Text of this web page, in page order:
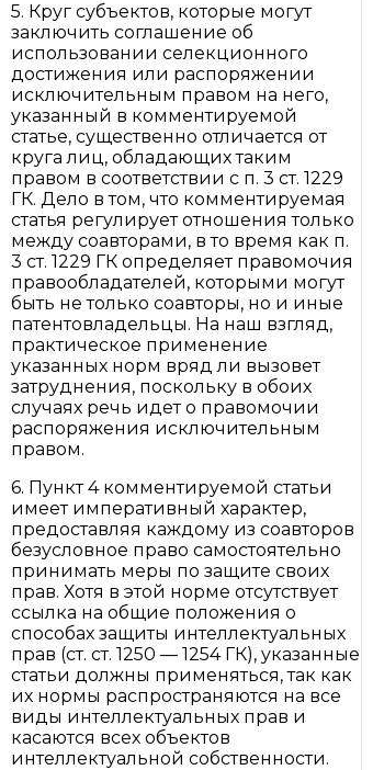
5. Круг субъектов, которые могут
заключить соглашение об
использовании селекционного
достижения или распоряжении
исключительным правом на него,
указанный в комментируемой
статье, существенно отличается от
круга лиц, обладающих таким
правом в соответствии с п. 3 ст. 1229
ГК. Дело в том, что комментируемая
статья регулирует отношения только
между соавторами, в то время как п.
3 ст. 1229 ГК определяет правомочия
правообладателей, которыми могут
быть не только соавторы, но и иные
патентовладельцы. На наш взгляд,
практическое применение
указанных норм вряд ли вызовет
затруднения, поскольку в обоих
случаях речь идет о правомочии
распоряжения исключительным
правом.
6. Пункт 4 комментируемой статьи
имеет императивный характер,
предоставляя каждому из соавторов
безусловное право самостоятельно
принимать меры по защите своих
прав. Хотя в этой норме отсутствует
ссылка на общие положения о
способах защиты интеллектуальных
прав (ст. ст. 1250 — 1254 ГК), указанные
статьи должны применяться, так как
их нормы распространяются на все
виды интеллектуальных прав и
касаются всех объектов
интеллектуальной собственности.